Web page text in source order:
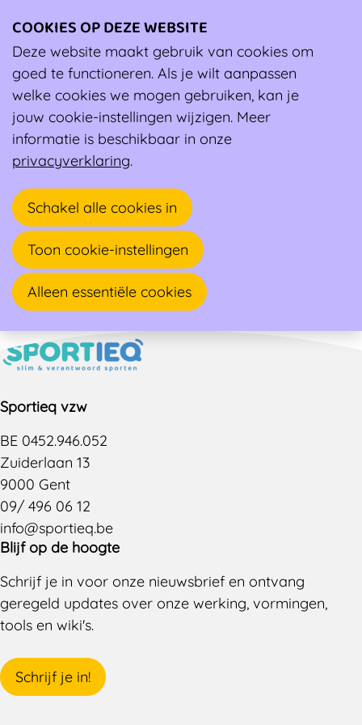
Ambassadeur
Nick Hiltrop
Pres Kennedylaan 4
8500 KORTRIJK
Naar overzicht
Sportieq vzw
BE 0452.946.052
Zuiderlaan 13
9000 Gent
09/ 496 06 12
info@sportieq.be
Blijf op de hoogte
Schrijf je in voor onze nieuwsbrief en ontvang
geregeld updates over onze werking, vormingen,
tools en wiki's.
Schrijf je in!
COOKIES OP DEZE WEBSITE
Deze website maakt gebruik van cookies om
goed te functioneren. Als je wilt aanpassen
welke cookies we mogen gebruiken, kan je
jouw cookie-instellingen wijzigen. Meer
informatie is beschikbaar in onze
privacyverklaring.
Schakel alle cookies in
Toon cookie-instellingen
Alleen essentiële cookies